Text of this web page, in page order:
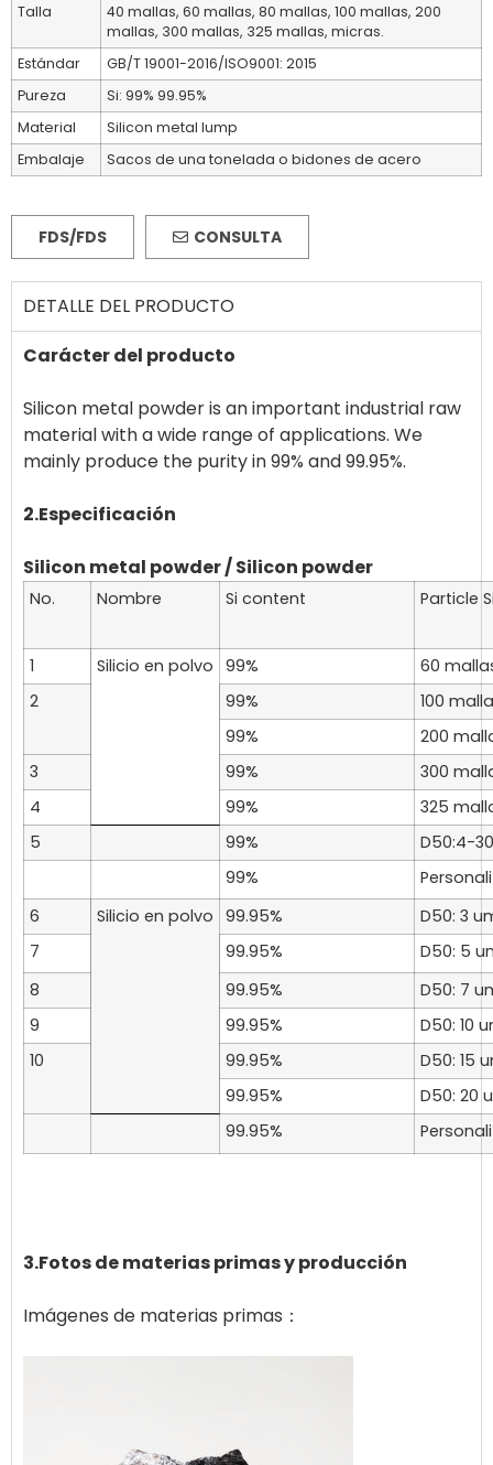
Talla
40 mallas, 60 mallas, 80 mallas, 100 mallas, 200
mallas, 300 mallas, 325 mallas, micras.
Estándar
GB/T 19001-2016/ISO9001: 2015
Pureza
Si: 99% 99.95%
Material
Silicon metal lump
Embalaje
Sacos de una tonelada o bidones de acero
FDS/FDS CONSULTA
DETALLE DEL PRODUCTO
Carácter del producto
Silicon metal powder is an important industrial raw
material with a wide range of applications. We
mainly produce the purity in 99% and 99.95%.
2.Especificación
Silicon metal powder / Silicon powder
No. Nombre Si content Particle
1 Silicio en polvo 99%
60
2
99%
100
99%
200
3
99%
300
4
99%
325
5
99%
D50:4-
99%
6
Silicio en polvo 99.95%
D50: 3
7
99.95%
D50: 5
8
99.95%
D50: 7
9
99.95%
D50: 10
10
99.95%
D50: 15
99.95%
D50: 20
99.95%
3.Fotos de materias primas y producción
Imágenes de materias primas：